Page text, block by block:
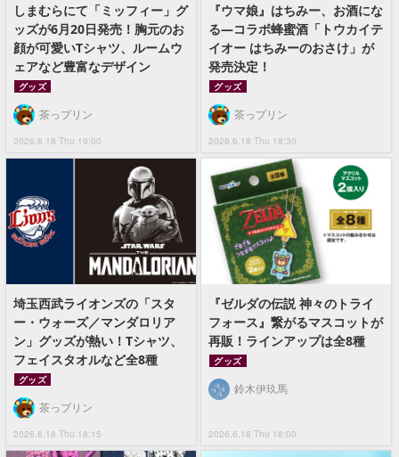
しまむらにて「ミッフィー」グ
ッズが6月20日発売！胸元のお
顔が可愛いTシャツ、ルームウ
ェアなど豊富なデザイン
グッズ
2026.6.18 Thu 19:00
茶っプリン
『ウマ娘』はちみー、お酒にな
る―コラボ蜂蜜酒「トウカイテ
イオー はちみーのおさけ」が
発売決定！
グッズ
2026.6.18 Thu 18:30
茶っプリン
埼玉西武ライオンズの「スタ
ー・ウォーズ／マンダロリア
ン」グッズが熱い！Tシャツ、
フェイスタオルなど全8種
グッズ
2026.6.18 Thu 18:15
茶っプリン
『ゼルダの伝説 神々のトライ
フォース』繋がるマスコットが
再販！ラインアップは全8種
グッズ
2026.6.18 Thu 18:00
鈴木伊玖馬